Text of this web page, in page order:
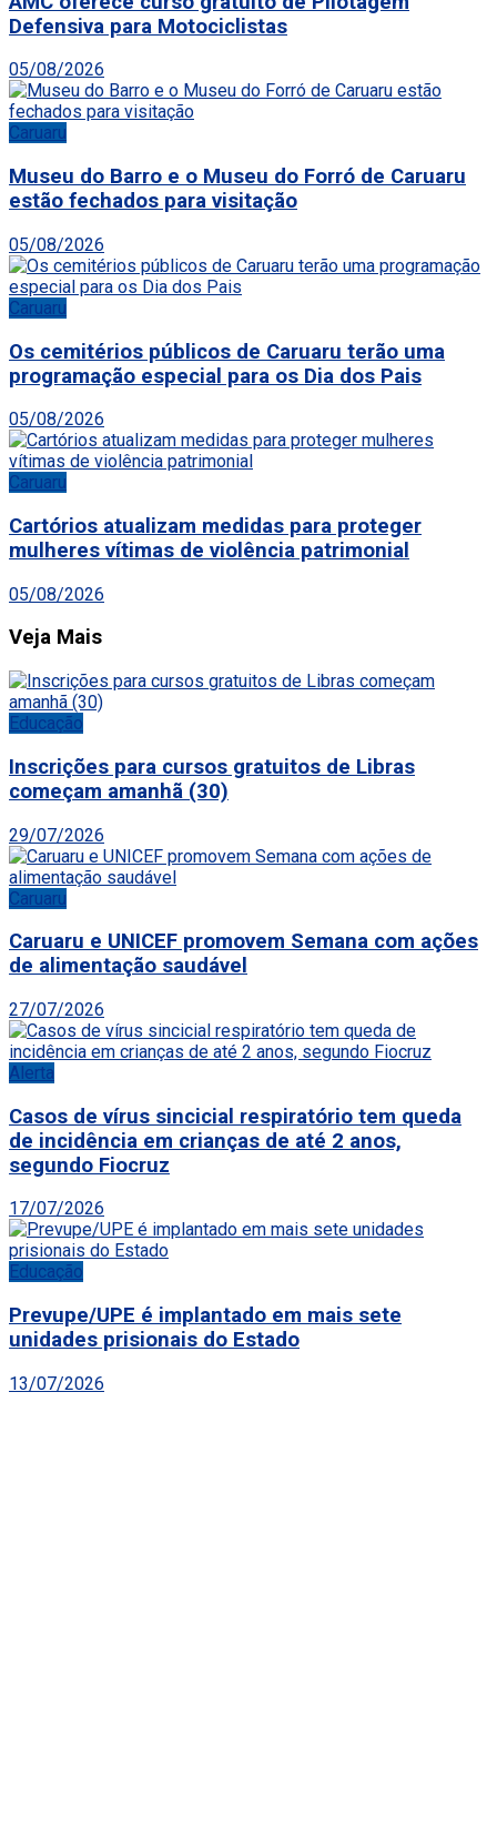
Defensiva para Motociclistas
05/08/2026
Caruaru
Museu do Barro e o Museu do Forró de Caruaru
estão fechados para visitação
05/08/2026
Caruaru
Os cemitérios públicos de Caruaru terão uma
programação especial para os Dia dos Pais
05/08/2026
Caruaru
Cartórios atualizam medidas para proteger
mulheres vítimas de violência patrimonial
05/08/2026
Veja Mais
Educação
Inscrições para cursos gratuitos de Libras
começam amanhã (30)
29/07/2026
Caruaru
Caruaru e UNICEF promovem Semana com ações
de alimentação saudável
27/07/2026
Alerta
Casos de vírus sincicial respiratório tem queda
de incidência em crianças de até 2 anos,
segundo Fiocruz
17/07/2026
Educação
Prevupe/UPE é implantado em mais sete
unidades prisionais do Estado
13/07/2026